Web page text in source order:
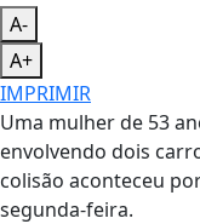
A-
A+
IMPRIMIR
Uma mulher de 53
envolvendo dois
colisão aconteceu
segunda-feira.